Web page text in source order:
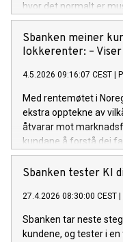
hvor det normalt er
Sbanken meiner
lokkerenter: –
4.5.2026 09:16:07 CEST
Med rentemøtet i
ekstra opptekne av
åtvarar mot
kundane å forstå dei
Sbanken tester KI
27.4.2026 08:30:00 CEST
Sbanken tar neste
kundene, og tester i